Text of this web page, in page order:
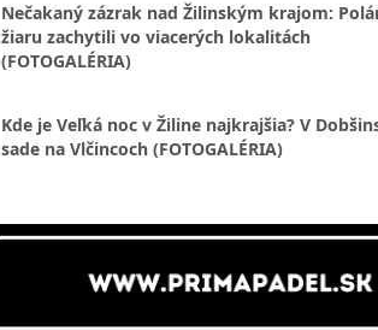
Nečakaný zázrak nad Žilinským krajom:
žiaru zachytili vo viacerých lokalitách
(FOTOGALÉRIA)
Kde je Veľká noc v Žiline najkrajšia? V
sade na Vlčincoch (FOTOGALÉRIA)